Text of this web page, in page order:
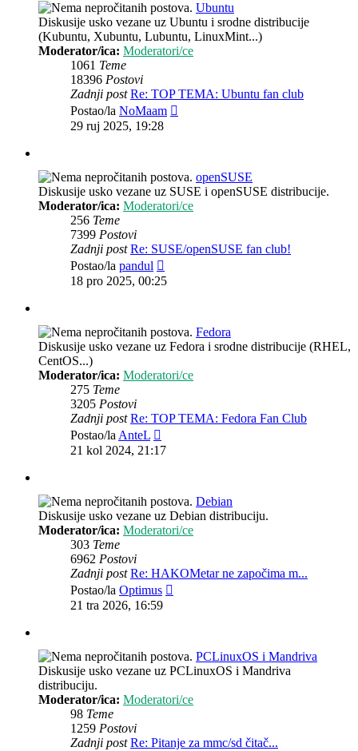
Ubuntu
Diskusije usko vezane uz Ubuntu i srodne distribucije
(Kubuntu, Xubuntu, Lubuntu, LinuxMint...)
Moderator/ica: Moderatori/ce
1061 Teme
18396 Postovi
Zadnji post Re: TOP TEMA: Ubuntu fan club
Postao/la NoMaam
29 ruj 2025, 19:28
openSUSE
Diskusije usko vezane uz SUSE i openSUSE distribucije.
Moderator/ica: Moderatori/ce
256 Teme
7399 Postovi
Zadnji post Re: SUSE/openSUSE fan club!
Postao/la pandul
post
18 pro 2025, 00:25
Fedora
Diskusije usko vezane uz Fedora i srodne distribucije (RHEL,
CentOS...)
Moderator/ica: Moderatori/ce
275 Teme
3205 Postovi
Zadnji post Re: TOP TEMA: Fedora Fan Club
Postao/laAnteL
post
21 kol 2024, 21:17
Debian
Diskusije usko vezane uz Debian distribuciju.
Moderator/ica: Moderatori/ce
303 Teme
6962 Postovi
Zadnji post Re: HAKOMetar ne započima m...
Postao/la Optimus
21 tra 2026, 16:59
PCLinuxOS i Mandriva
Diskusije usko vezane uz PCLinuxOS i Mandriva
distribuciju.
Moderator/ica: Moderatori/ce
98 Teme
1259 Postovi
Zadnji post Re: Pitanje za mmc/sd čitač...